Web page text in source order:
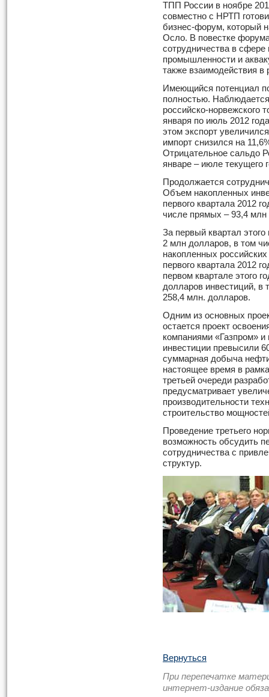
ТПП России в ноябре
совместно с НРТП
бизнес-форум, который
Осло. В повестке
сотрудничества в сфере
промышленности и
также взаимодействия в
Имеющийся потенциал
полностью.
российско-норвежского
января по июль 2012
этом экспорт
импорт снизился на
Отрицательное сальдо
январе – июле текущего
Продолжается
Объем накопленных
первого квартала 2012
числе прямых – 93,4 млн
За первый квартал
2 млн долларов, в том
накопленных
первого квартала 2012
первом квартале этого
долларов инвестиций,
258,4 млн. долларов.
Одним из основных
остается проект
компаниями «Газпром»
инвестиции превысили
суммарная добыча
настоящее время в
третьей очереди
предусматривает
производительности
строительство
Проведение третьего
возможность обсудить
сотрудничества с
структур.
Вернуться
При перепечатке
интернет-издание